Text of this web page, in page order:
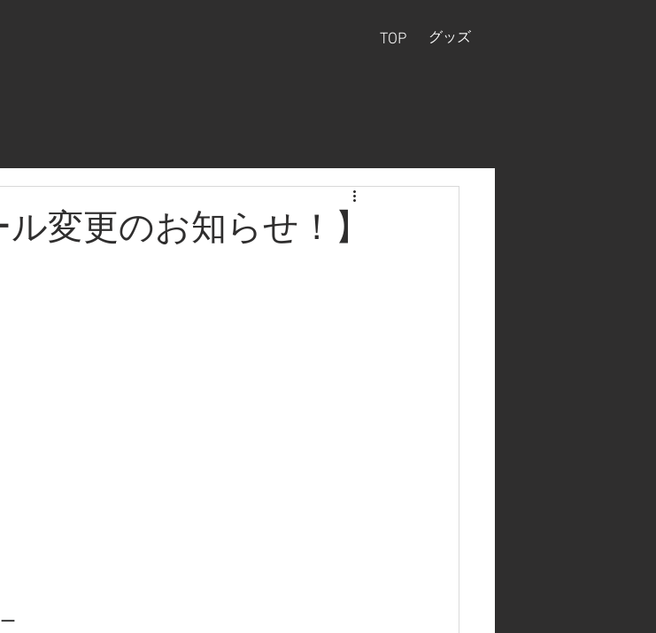
TOP グッズ
変更のお知らせ！】